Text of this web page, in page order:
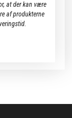
at der kan være
af produkterne